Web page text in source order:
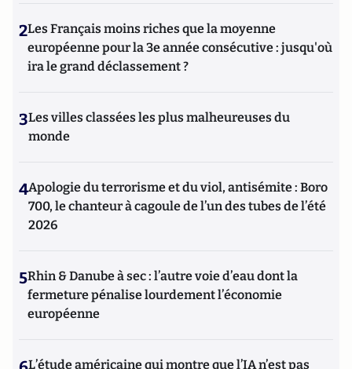
Stratégique de ces deux instituts. Il a également enseigné la
Géopolitique des Médias et de l'internet à l’IFP (Institut
Française de Presse) de l’université Paris 2 Panthéon-Assas,
d’attaques subversives contre les entreprises - Théorie et
pratique de la contre ingérence économique », paru chez
d'intelligence économique » paru en 2020 aux Presses
Universitaires de France (PUF).
2Les Français moins riches que la moyenne
européenne pour la 3e année consécutive : jusqu'où
ira le grand déclassement ?
3Les villes classées les plus malheureuses du
monde
4Apologie du terrorisme et du viol, antisémite : Boro
700, le chanteur à cagoule de l’un des tubes de l’été
2026
5Rhin & Danube à sec : l’autre voie d’eau dont la
fermeture pénalise lourdement l’économie
européenne
L’étude américaine qui montre que l’IA n’est pas